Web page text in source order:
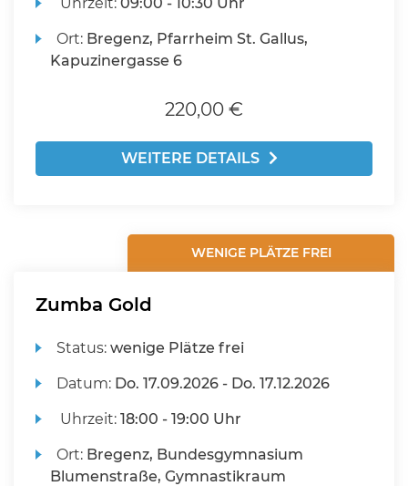
Ort: Bregenz, Pfarrheim St. Gallus,
Kapuzinergasse 6
220,00 €
WEITERE DETAILS
WENIGE PLÄTZE FREI
Zumba Gold
Status:wenige Plätze frei
Datum: Do. 17.09.2026 - Do. 17.12.2026
Uhrzeit:18:00 - 19:00 Uhr
Ort: Bregenz, Bundesgymnasium
Blumenstraße, Gymnastikraum